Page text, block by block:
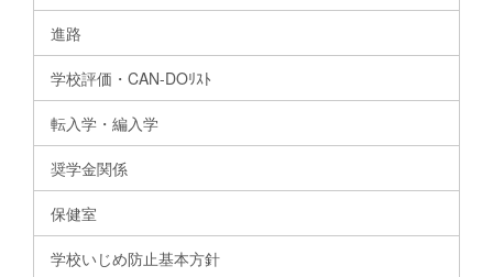
進路
学校評価・CAN-DOﾘｽﾄ
転入学・編入学
奨学金関係
保健室
学校いじめ防止基本方針